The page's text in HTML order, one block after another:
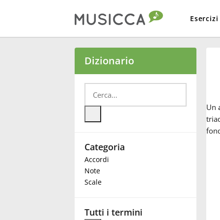
Esercizi
Български
Deutsch
Español
Dizionario
Categoria
Accordi
Note
Scale
Tutti i termini
Un